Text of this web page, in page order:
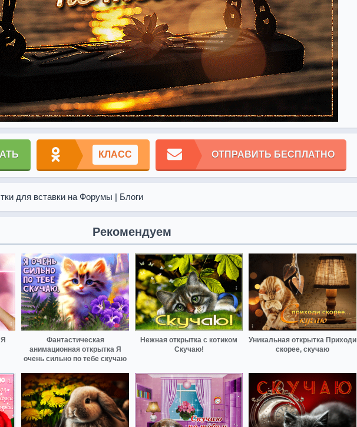
КЛАСС ОТПРАВИТЬ БЕСПЛАТНО
для вставки на Форумы | Блоги
Рекомендуем
Фантастическая
анимационная открытка Я
очень сильно по тебе скучаю
Нежная открытка с котиком
Скучаю!
Уникальная открытка Приходи
скорее, скучаю